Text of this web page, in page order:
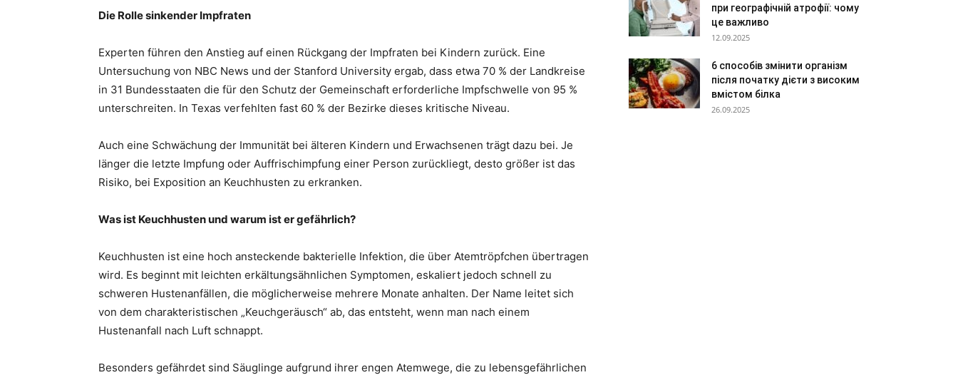
Die Rolle sinkender Impfraten
Experten führen den Anstieg auf einen Rückgang der Impfraten bei Kindern zurück. Eine
Untersuchung von NBC News und der Stanford University ergab, dass etwa 70 % der Landkreise
in 31 Bundesstaaten die für den Schutz der Gemeinschaft erforderliche Impfschwelle von 95 %
unterschreiten. In Texas verfehlten fast 60 % der Bezirke dieses kritische Niveau.
Auch eine Schwächung der Immunität bei älteren Kindern und Erwachsenen trägt dazu bei. Je
länger die letzte Impfung oder Auffrischimpfung einer Person zurückliegt, desto größer ist das
Risiko, bei Exposition an Keuchhusten zu erkranken.
Was ist Keuchhusten und warum ist er gefährlich?
Keuchhusten ist eine hoch ansteckende bakterielle Infektion, die über Atemtröpfchen übertragen
wird. Es beginnt mit leichten erkältungsähnlichen Symptomen, eskaliert jedoch schnell zu
schweren Hustenanfällen, die möglicherweise mehrere Monate anhalten. Der Name leitet sich
von dem charakteristischen „Keuchgeräusch“ ab, das entsteht, wenn man nach einem
Hustenanfall nach Luft schnappt.
Besonders gefährdet sind Säuglinge aufgrund ihrer engen Atemwege, die zu lebensgefährlichen
при географічній атрофії: чому
це важливо
12.09.2025
6 способів змінити організм
після початку дієти з високим
вмістом білка
26.09.2025